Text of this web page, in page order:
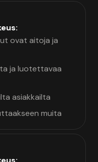
ovat aitoja ja
ja luotettavaa
asiakkailta
muita